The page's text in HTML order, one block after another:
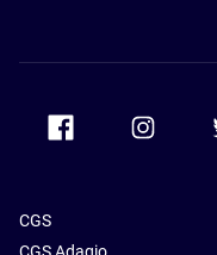
Accor Facebook
CGS